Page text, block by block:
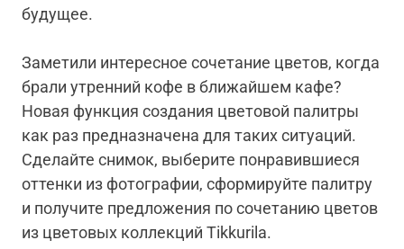
будущее.
Заметили интересное сочетание цветов, когда
брали утренний кофе в ближайшем кафе?
Новая функция создания цветовой палитры
как раз предназначена для таких ситуаций.
Сделайте снимок, выберите понравившиеся
оттенки из фотографии, сформируйте палитру
и получите предложения по сочетанию цветов
из цветовых коллекций Tikkurila.